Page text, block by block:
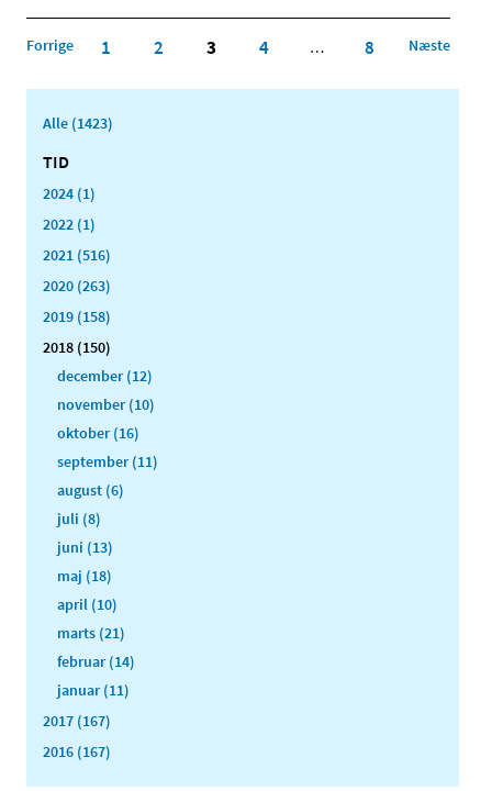
Forrige 1 2 3 4 … 8 Næste
Alle (1423)
TID
2024 (1)
2022 (1)
2021 (516)
2020 (263)
2019 (158)
2018 (150)
december (12)
november (10)
oktober (16)
september (11)
august (6)
juli (8)
juni (13)
maj (18)
april (10)
marts (21)
februar (14)
januar (11)
2017 (167)
2016 (167)